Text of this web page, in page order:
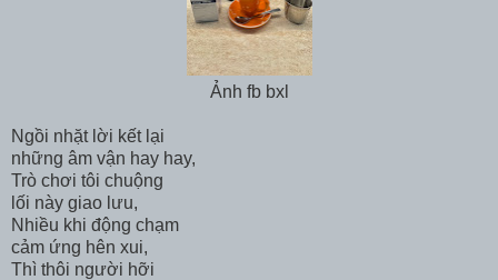
Ảnh fb bxl
Ngồi nhặt lời kết lại
những âm vận hay hay,
Trò chơi tôi chuộng
lối này giao lưu,
Nhiều khi động chạm
cảm ứng hên xui,
Thì thôi người hỡi